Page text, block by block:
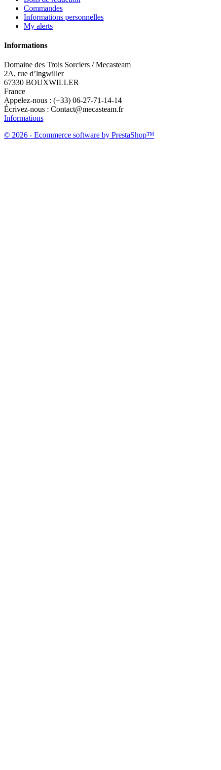
Commandes
Informations personnelles
My alerts
Informations
Domaine des Trois Sorciers / Mecasteam
2A, rue d’lngwiller
67330 BOUXWILLER
France
Appelez-nous : (+33) 06-27-71-14-14
Écrivez-nous : Contact@mecasteam.fr
Informations
© 2026 - Ecommerce software by PrestaShop™